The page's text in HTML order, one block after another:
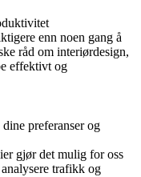
enn noen gang å
råd om interiørdesign,
effektivt og
preferanser og
gjør det mulig for oss
trafikk og